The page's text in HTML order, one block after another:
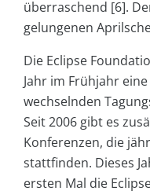
überraschend [6].
gelungenen
Die Eclipse
Jahr im Frühjahr
wechselnden
Seit 2006 gibt es
Konferenzen, die
stattfinden. Dieses
ersten Mal die